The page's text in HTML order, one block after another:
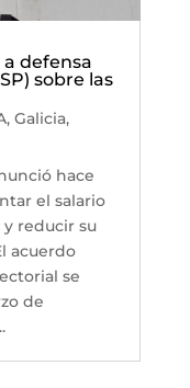
defensa
sobre las
, Galicia,
hace
el salario
reducir su
acuerdo
se
de